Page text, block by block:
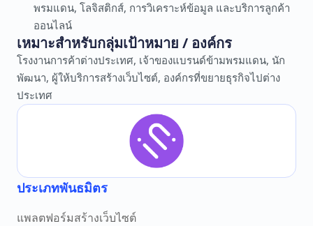
พรมแดน, โลจิสติกส์, การวิเคราะห์ข้อมูล และบริการลูกค้า
ออนไลน์
เหมาะสำหรับกลุ่มเป้าหมาย / องค์กร
โรงงานการค้าต่างประเทศ, เจ้าของแบรนด์ข้ามพรมแดน, นัก
พัฒนา, ผู้ให้บริการสร้างเว็บไซต์, องค์กรที่ขยายธุรกิจไปต่าง
ประเทศ
ประเภทพันธมิตร
แพลตฟอร์มสร้างเว็บไซต์